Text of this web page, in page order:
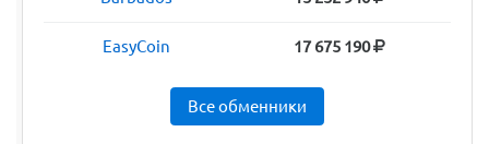
EasyCoin 17 675 190
Все обменники